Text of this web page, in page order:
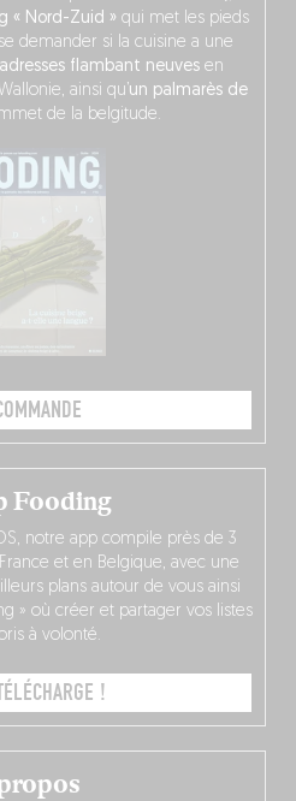
« Nord-Zuid » qui met les pieds
demander si la cuisine a une
adresses flambant neuvesen
ainsi qu’un palmarès de
de la belgitude.
Fooding
notre app compile près de 3
et en Belgique, avec une
plans autour de vous ainsi
» où créer et partager vos listes
à volonté.
!